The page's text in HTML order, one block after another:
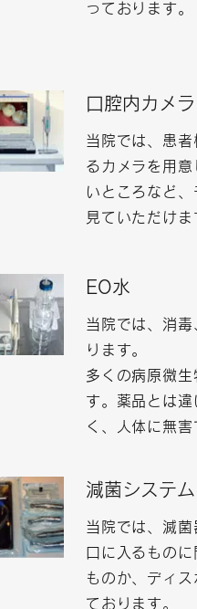
っております。
口腔内カメラ
当院では、患
るカメラを用意
いところなど、
見ていただけま
EO水
当院では、消
ります。
多くの病原微
す。薬品とは
く、人体に無害
減菌システム
当院では、滅
口に入るもの
ものか、ディ
ております。